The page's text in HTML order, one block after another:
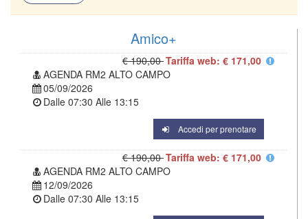
Amico+
€ 190,00Tariffa web: € 171,00
AGENDA RM2 ALTO CAMPO
05/09/2026
Dalle 07:30 Alle 13:15
Accedi per prenotare
€ 190,00Tariffa web: € 171,00
AGENDA RM2 ALTO CAMPO
12/09/2026
Dalle 07:30 Alle 13:15